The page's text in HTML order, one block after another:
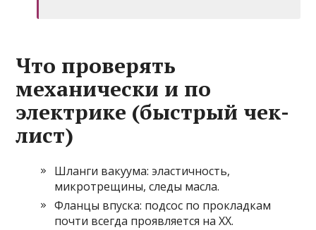
Что проверять
механически и по
электрике (быстрый чек-
лист)
Шланги вакуума: эластичность,
микротрещины, следы масла.
Фланцы впуска: подсос по прокладкам
почти всегда проявляется на ХХ.